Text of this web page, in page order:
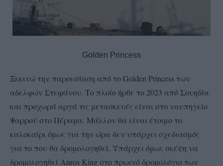
Golden Princess
Ξεκινώ την παρουσίαση από το Golden Princess των
αδελφών Στεφάνου. Το πλοίο ήρθε το 2023 από Σουηδία
και προχωρά αργά τις μετασκευές είναι στο ναυπηγείο
Ψαρρού στο Πέραμα. Μάλλον θα είναι έτοιμο το
καλοκαίρι όμως για την ώρα δεν υπάρχει σχεδιασμός
για το που θα δρομολογηθεί. Υπάρχει όμως σκέψη να
δρομολογηθεί Anros King στο πρωινό δρομολόγιο των